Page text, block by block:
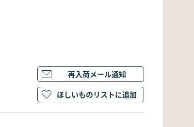
再入荷メール通知
ほしいものリストに追加